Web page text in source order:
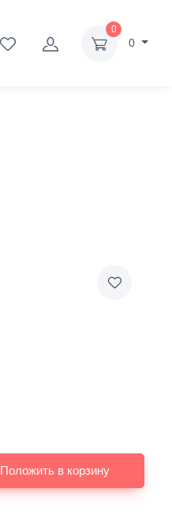
0
0
Положить в корзину